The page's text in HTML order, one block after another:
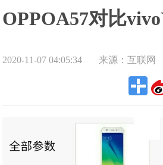
OPPOA57对比
2020-11-07 04:05:34 来源：互联网